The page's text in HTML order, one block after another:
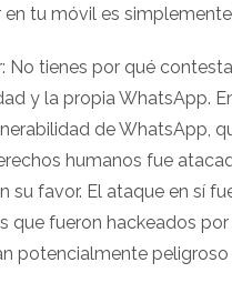
en tu móvil es
No tienes por qué
y la propia WhatsApp.
de WhatsApp,
humanos fue
su favor. El ataque en sí
que fueron hackeados
potencialmente